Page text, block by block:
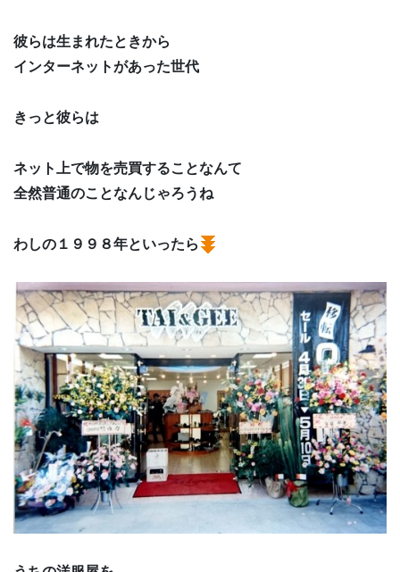
彼らは生まれたときから
インターネットがあった世代
きっと彼らは
ネット上で物を売買することなんて
全然普通のことなんじゃろうね
わしの１９９８年といったら